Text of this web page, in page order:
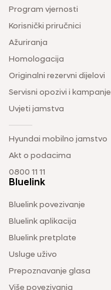
Program vjernosti
Korisnički priručnici
Ažuriranja
Homologacija
Originalni rezervni dijelovi
Servisni opozivi i kampanje
Uvjeti jamstva
Hyundai mobilno jamstvo
Akt o podacima
0800 11 11
Bluelink
Bluelink povezivanje
Bluelink aplikacija
Bluelink pretplate
Usluge uživo
Prepoznavanje glasa
Više povezivanja